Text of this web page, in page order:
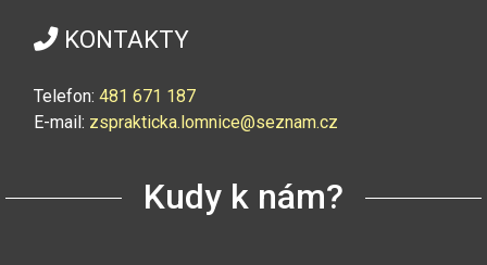
KONTAKTY
Telefon: 481 671 187
E-mail: zsprakticka.lomnice@seznam.cz
Kudy k nám?